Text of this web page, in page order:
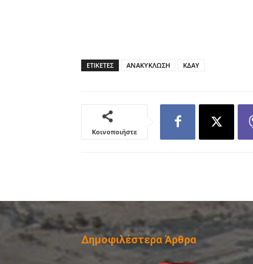
ΕΤΙΚΕΤΕΣ ΑΝΑΚΥΚΛΩΣΗ ΚΔΑΥ
Κοινοποιήστε
Δημοφιλέστερα Άρθρα